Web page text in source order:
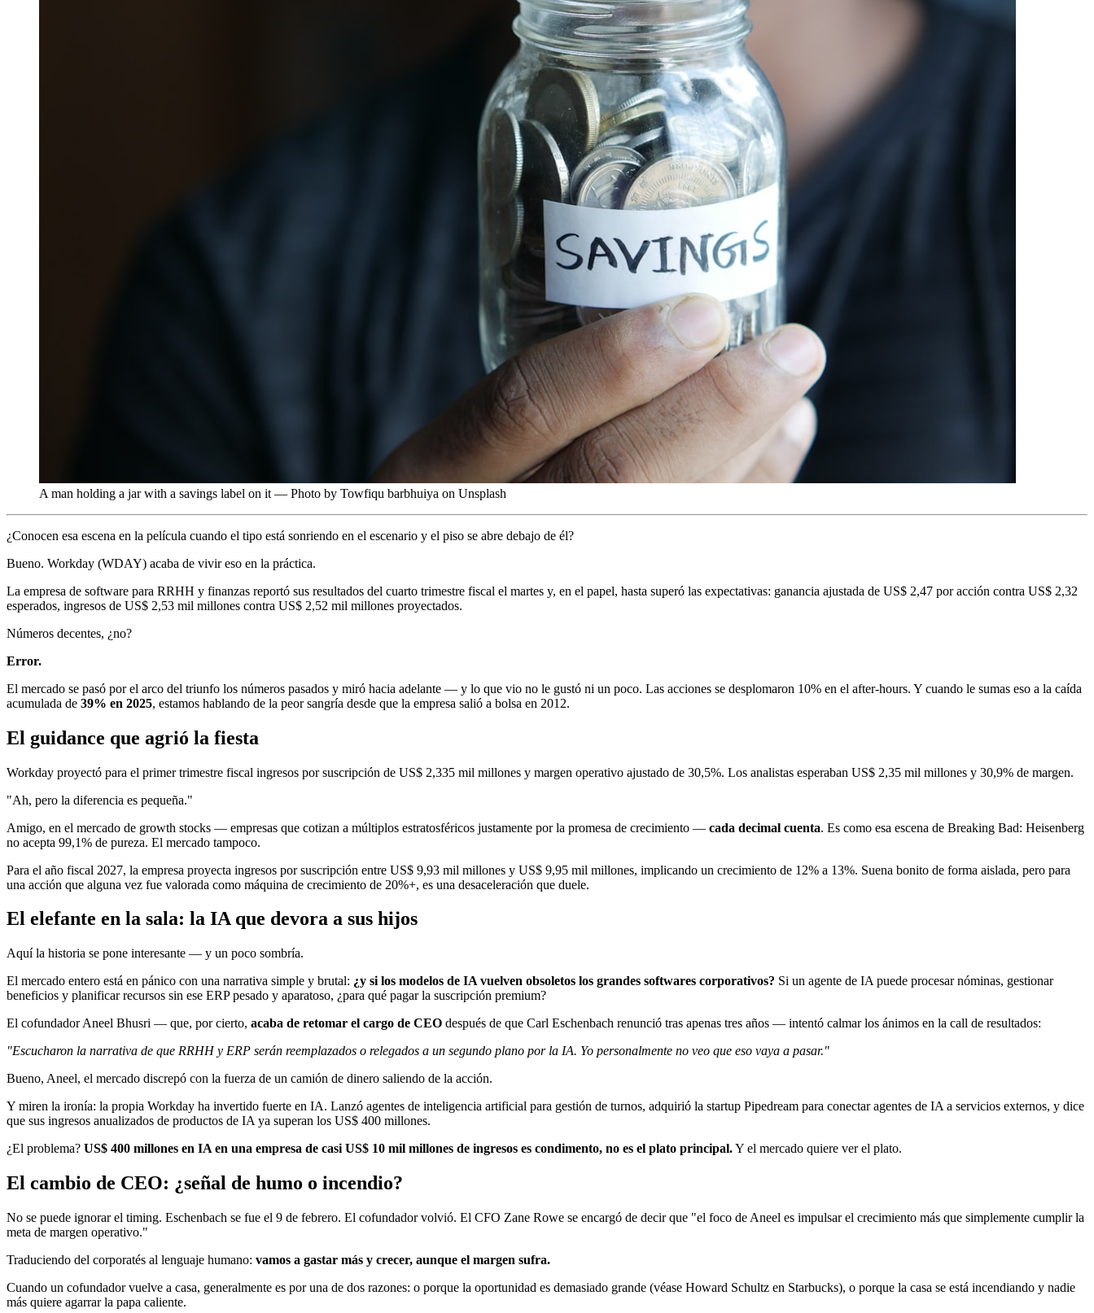
A man holding a jar with a savings label on it — Photo by Towfiqu barbhuiya on Unsplash
¿Conocen esa escena en la película cuando el tipo está sonriendo en el escenario y el piso se abre debajo de él?
Bueno. Workday (WDAY) acaba de vivir eso en la práctica.
La empresa de software para RRHH y finanzas reportó sus resultados del cuarto trimestre fiscal el martes y, en el papel, hasta superó las expectativas: ganancia ajustada de US$ 2,47 por acción contra US$ 2,32
esperados, ingresos de US$ 2,53 mil millones contra US$ 2,52 mil millones proyectados.
Números decentes, ¿no?
Error.
El mercado se pasó por el arco del triunfo los números pasados y miró hacia adelante — y lo que vio no le gustó ni un poco. Las acciones se desplomaron 10% en el after-hours. Y cuando le sumas eso a la caída
acumulada de 39% en 2025, estamos hablando de la peor sangría desde que la empresa salió a bolsa en 2012.
El guidance que agrió la fiesta
Workday proyectó para el primer trimestre fiscal ingresos por suscripción de US$ 2,335 mil millones y margen operativo ajustado de 30,5%. Los analistas esperaban US$ 2,35 mil millones y 30,9% de margen.
"Ah, pero la diferencia es pequeña."
Amigo, en el mercado de growth stocks — empresas que cotizan a múltiplos estratosféricos justamente por la promesa de crecimiento — cada decimal cuenta. Es como esa escena de Breaking Bad: Heisenberg
no acepta 99,1% de pureza. El mercado tampoco.
Para el año fiscal 2027, la empresa proyecta ingresos por suscripción entre US$ 9,93 mil millones y US$ 9,95 mil millones, implicando un crecimiento de 12% a 13%. Suena bonito de forma aislada, pero para
una acción que alguna vez fue valorada como máquina de crecimiento de 20%+, es una desaceleración que duele.
El elefante en la sala: la IA que devora a sus hijos
Aquí la historia se pone interesante — y un poco sombría.
El mercado entero está en pánico con una narrativa simple y brutal: ¿y si los modelos de IA vuelven obsoletos los grandes softwares corporativos? Si un agente de IA puede procesar nóminas, gestionar
beneficios y planificar recursos sin ese ERP pesado y aparatoso, ¿para qué pagar la suscripción premium?
El cofundador Aneel Bhusri — que, por cierto, acaba de retomar el cargo de CEO después de que Carl Eschenbach renunció tras apenas tres años — intentó calmar los ánimos en la call de resultados:
"Escucharon la narrativa de que RRHH y ERP serán reemplazados o relegados a un segundo plano por la IA. Yo personalmente no veo que eso vaya a pasar."
Bueno, Aneel, el mercado discrepó con la fuerza de un camión de dinero saliendo de la acción.
Y miren la ironía: la propia Workday ha invertido fuerte en IA. Lanzó agentes de inteligencia artificial para gestión de turnos, adquirió la startup Pipedream para conectar agentes de IA a servicios externos, y dice
que sus ingresos anualizados de productos de IA ya superan los US$ 400 millones.
¿El problema? US$ 400 millones en IA en una empresa de casi US$ 10 mil millones de ingresos es condimento, no es el plato principal.Y el mercado quiere ver el plato.
El cambio de CEO: ¿señal de humo o incendio?
No se puede ignorar el timing. Eschenbach se fue el 9 de febrero. El cofundador volvió. El CFO Zane Rowe se encargó de decir que "el foco de Aneel es impulsar el crecimiento más que simplemente cumplir la
meta de margen operativo."
Traduciendo del corporatés al lenguaje humano: vamos a gastar más y crecer, aunque el margen sufra.
Cuando un cofundador vuelve a casa, generalmente es por una de dos razones: o porque la oportunidad es demasiado grande (véase Howard Schultz en Starbucks), o porque la casa se está incendiando y nadie
más quiere agarrar la papa caliente.